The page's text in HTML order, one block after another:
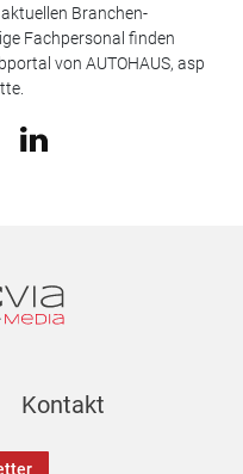
Branchen-
Fachpersonal finden
von AUTOHAUS, asp
Kontakt